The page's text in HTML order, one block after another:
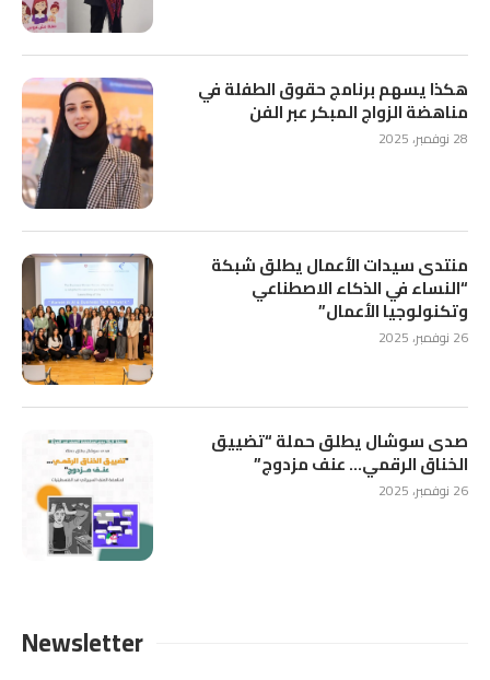
هكذا يسهم برنامج حقوق الطفلة في
مناهضة الزواج المبكر عبر الفن
28 نوفمبر، 2025
منتدى سيدات الأعمال يطلق شبكة
“النساء في الذكاء الاصطناعي
وتكنولوجيا الأعمال”
26 نوفمبر، 2025
صدى سوشال يطلق حملة “تضييق
الخناق الرقمي… عنف مزدوج”
26 نوفمبر، 2025
Newsletter